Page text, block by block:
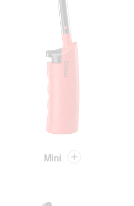
Mini